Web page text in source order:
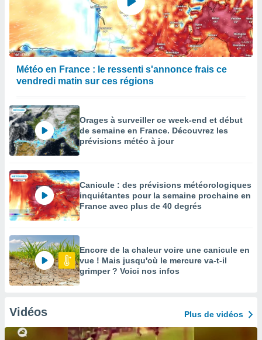
Météo en France : le ressenti s'annonce frais ce
vendredi matin sur ces régions
Orages à surveiller ce week-end et début
de semaine en France. Découvrez les
prévisions météo à jour
Canicule : des prévisions météorologiques
inquiétantes pour la semaine prochaine en
France avec plus de 40 degrés
Encore de la chaleur voire une canicule en
vue ! Mais jusqu'où le mercure va-t-il
grimper ? Voici nos infos
Vidéos Plus de vidéos